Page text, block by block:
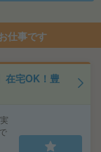
仕事です
在宅OK！豊